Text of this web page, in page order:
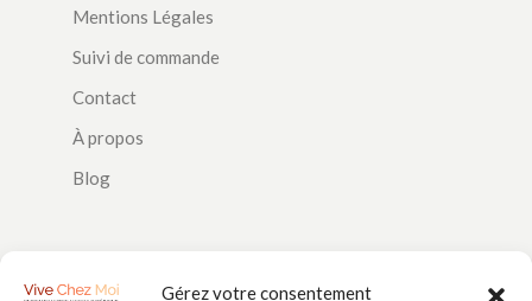
Gérez votre consentement
Mentions Légales
Suivi de commande
Contact
À propos
Blog